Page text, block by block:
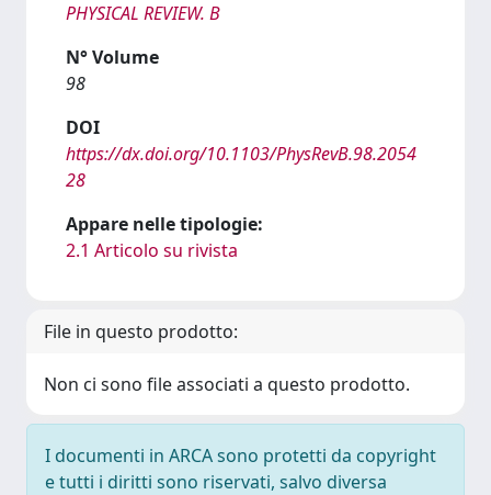
PHYSICAL REVIEW. B
N° Volume
98
DOI
https://dx.doi.org/10.1103/PhysRevB.98.2054
28
Appare nelle tipologie:
2.1 Articolo su rivista
File in questo prodotto:
Non ci sono file associati a questo prodotto.
I documenti in ARCA sono protetti da copyright
e tutti i diritti sono riservati, salvo diversa